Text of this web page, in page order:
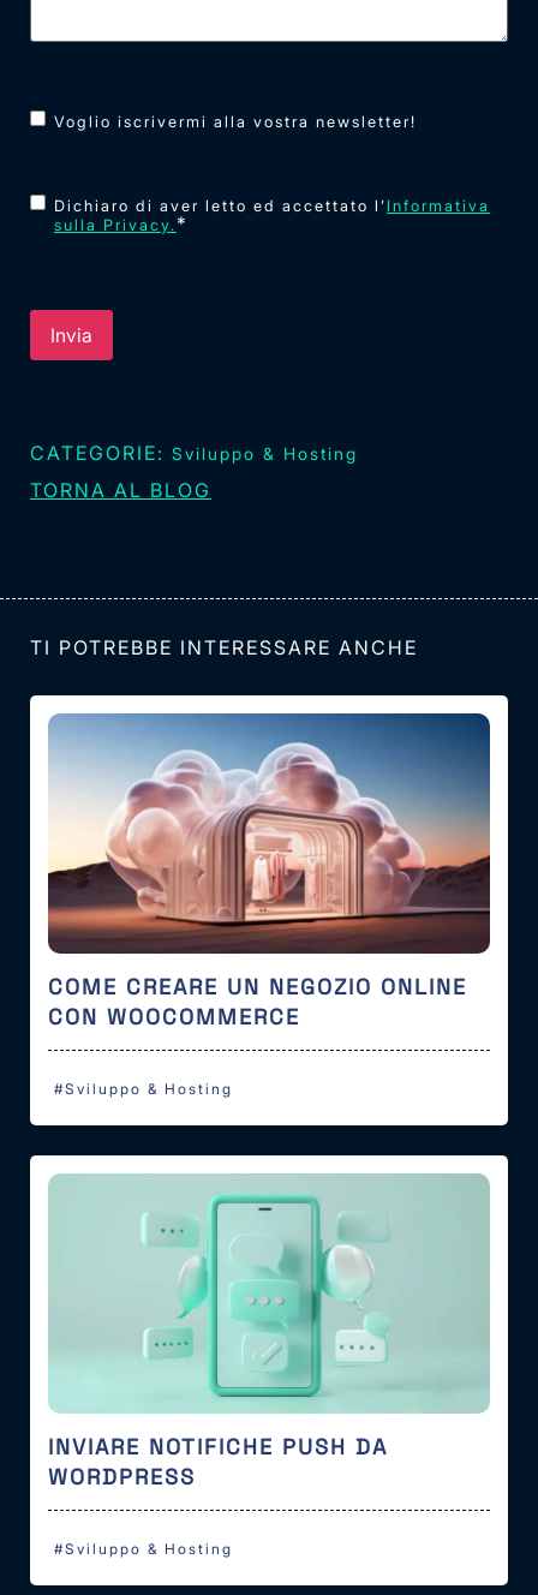
Newsletter
Voglio iscrivermi alla vostra newsletter!
Consenso *
Dichiaro di aver letto ed accettato l’ Informativa
sulla Privacy. *
CATEGORIE: Sviluppo & Hosting
TORNA AL BLOG
TI POTREBBE INTERESSARE ANCHE
COME CREARE UN NEGOZIO ONLINE
CON WOOCOMMERCE
#Sviluppo & Hosting
INVIARE NOTIFICHE PUSH DA
WORDPRESS
#Sviluppo & Hosting